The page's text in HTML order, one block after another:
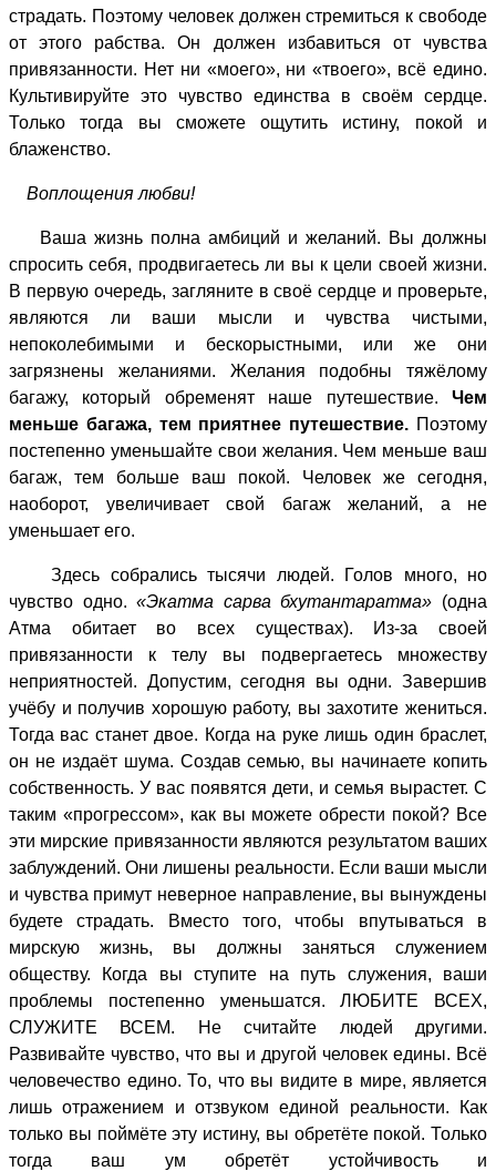
страдать. Поэтому человек должен стремиться к свободе
от этого рабства. Он должен избавиться от чувства
привязанности. Нет ни «моего», ни «твоего», всё едино.
Культивируйте это чувство единства в своём сердце.
Только тогда вы сможете ощутить истину, покой и
блаженство.
Воплощения любви!
Ваша жизнь полна амбиций и желаний. Вы должны
спросить себя, продвигаетесь ли вы к цели своей жизни.
В первую очередь, загляните в своё сердце и проверьте,
являются ли ваши мысли и чувства чистыми,
непоколебимыми и бескорыстными, или же они
загрязнены желаниями. Желания подобны тяжёлому
багажу, который обременят наше путешествие. Чем
меньше багажа, тем приятнее путешествие. Поэтому
постепенно уменьшайте свои желания. Чем меньше ваш
багаж, тем больше ваш покой. Человек же сегодня,
наоборот, увеличивает свой багаж желаний, а не
уменьшает его.
Здесь собрались тысячи людей. Голов много, но
чувство одно.«Экатма сарва бхутантаратма» (одна
Атма обитает во всех существах). Из-за своей
привязанности к телу вы подвергаетесь множеству
неприятностей. Допустим, сегодня вы одни. Завершив
учёбу и получив хорошую работу, вы захотите жениться.
Тогда вас станет двое. Когда на руке лишь один браслет,
он не издаёт шума. Создав семью, вы начинаете копить
собственность. У вас появятся дети, и семья вырастет. С
таким «прогрессом», как вы можете обрести покой? Все
эти мирские привязанности являются результатом ваших
заблуждений. Они лишены реальности. Если ваши мысли
и чувства примут неверное направление, вы вынуждены
будете страдать. Вместо того, чтобы впутываться в
мирскую жизнь, вы должны заняться служением
обществу. Когда вы ступите на путь служения, ваши
проблемы постепенно уменьшатся. ЛЮБИТЕ ВСЕХ,
СЛУЖИТЕ ВСЕМ. Не считайте людей другими.
Развивайте чувство, что вы и другой человек едины. Всё
человечество едино. То, что вы видите в мире, является
лишь отражением и отзвуком единой реальности. Как
только вы поймёте эту истину, вы обретёте покой. Только
тогда ваш ум обретёт устойчивость и